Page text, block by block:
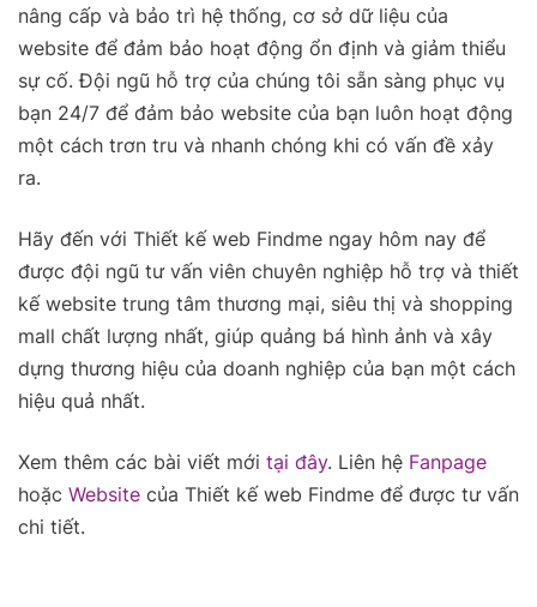
nâng cấp và bảo trì hệ thống, cơ sở dữ liệu của
website để đảm bảo hoạt động ổn định và giảm thiểu
sự cố. Đội ngũ hỗ trợ của chúng tôi sẵn sàng phục vụ
bạn 24/7 để đảm bảo website của bạn luôn hoạt động
một cách trơn tru và nhanh chóng khi có vấn đề xảy
ra.
Hãy đến với Thiết kế web Findme ngay hôm nay để
được đội ngũ tư vấn viên chuyên nghiệp hỗ trợ và thiết
kế website trung tâm thương mại, siêu thị và shopping
mall chất lượng nhất, giúp quảng bá hình ảnh và xây
dựng thương hiệu của doanh nghiệp của bạn một cách
hiệu quả nhất.
Xem thêm các bài viết mới tại đây. Liên hệ Fanpage
hoặc Website của Thiết kế web Findme để được tư vấn
chi tiết.